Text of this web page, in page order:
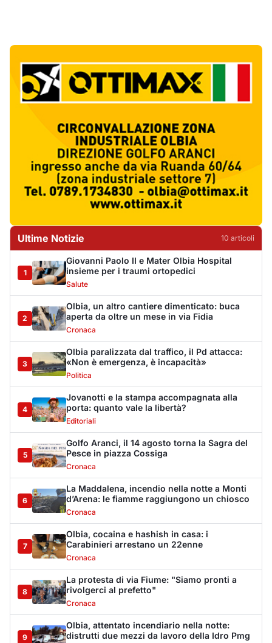
Ultime Notizie 10 articoli
1
Giovanni Paolo II e Mater Olbia Hospital
insieme per i traumi ortopedici
Salute
2
Olbia, un altro cantiere dimenticato: buca
aperta da oltre un mese in via Fidia
Cronaca
3
Olbia paralizzata dal traffico, il Pd attacca:
«Non è emergenza, è incapacità»
Politica
4
Jovanotti e la stampa accompagnata alla
porta: quanto vale la libertà?
Editoriali
5
Golfo Aranci, il 14 agosto torna la Sagra del
Pesce in piazza Cossiga
Cronaca
6
La Maddalena, incendio nella notte a Monti
d’Arena: le fiamme raggiungono un chiosco
Cronaca
7
Olbia, cocaina e hashish in casa: i
Carabinieri arrestano un 22enne
Cronaca
8
La protesta di via Fiume: "Siamo pronti a
rivolgerci al prefetto"
Cronaca
9
Olbia, attentato incendiario nella notte:
distrutti due mezzi da lavoro della Idro Pmg